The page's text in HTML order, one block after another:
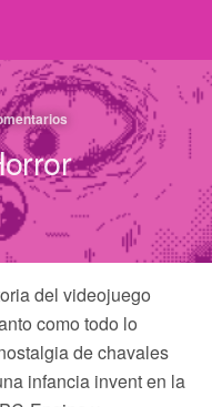
del videojuego
como todo lo
de chavales
infancia invent en la